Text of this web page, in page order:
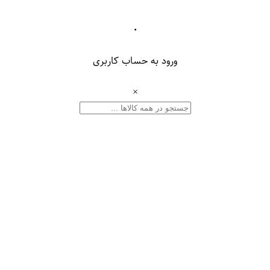
۰
ورود به حساب کاربری
×